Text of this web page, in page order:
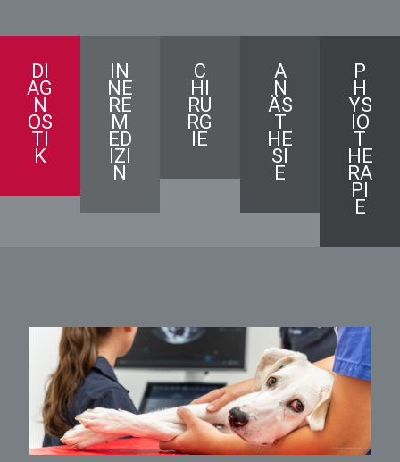
DI
AG
N
OS
TI
K
IN
NE
RE
M
ED
IZI
N
C
HI
RU
RG
IE
A
N
ÄS
T
HE
SI
E
P
H
YS
IO
T
HE
RA
PI
E